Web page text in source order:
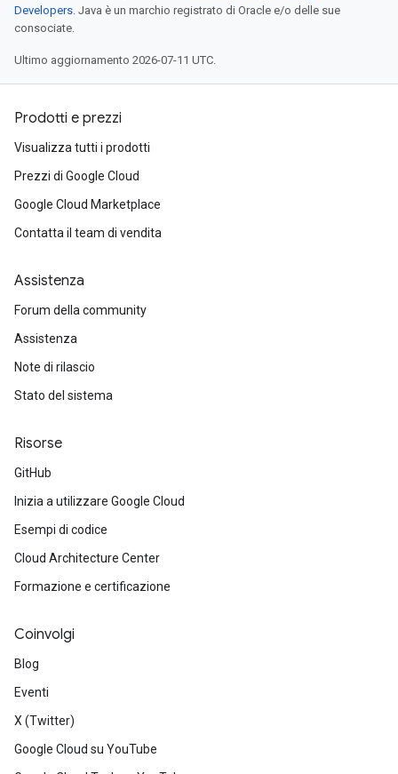
Developers. Java è un marchio registrato di Oracle e/o delle sue
consociate.
Ultimo aggiornamento 2026-07-11 UTC.
Prodotti e prezzi
Visualizza tutti i prodotti
Prezzi di Google Cloud
Google Cloud Marketplace
Contatta il team di vendita
Assistenza
Forum della community
Assistenza
Note di rilascio
Stato del sistema
Risorse
GitHub
Inizia a utilizzare Google Cloud
Esempi di codice
Cloud Architecture Center
Formazione e certificazione
Coinvolgi
Blog
Eventi
X (Twitter)
Google Cloud su YouTube